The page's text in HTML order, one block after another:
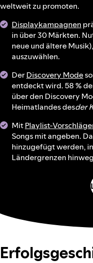
weltweit zu promoten.
Displaykampagnen
in über 30 Märkten.
neue und ältere
auszuwählen.
DerDiscovery Mode
entdeckt wird. 58 %
über den Discovery
Heimatlandes desder
MitPlaylist-
Songs mit angeben.
hinzugefügt werden,
Ländergrenzen